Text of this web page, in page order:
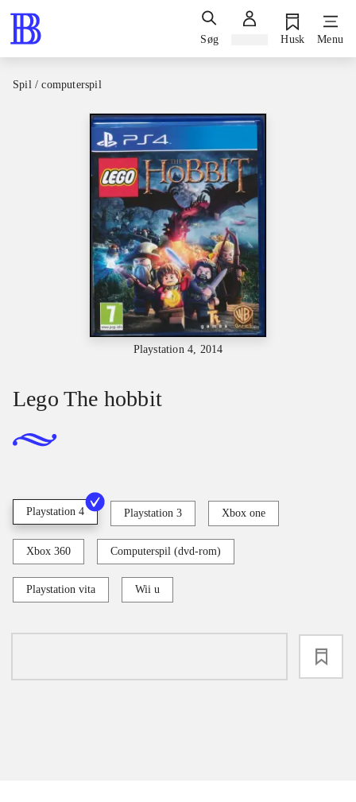
Søg Husk Menu
Spil / computerspil
Playstation 4, 2014
Lego The hobbit
Playstation 4 Playstation 3 Xbox one
Xbox 360 Computerspil (dvd-rom)
Playstation vita Wii u